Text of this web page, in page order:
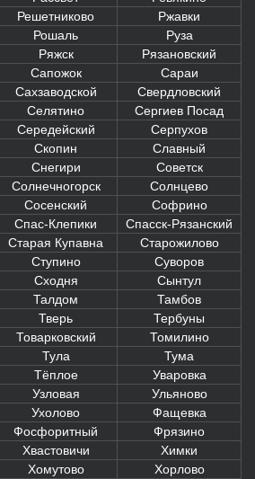
Решетниково
Ржавки
Рошаль
Руза
Ряжск
Рязановский
Сапожок
Сараи
Сахзаводской
Свердловский
Селятино
Сергиев Посад
Середейский
Серпухов
Скопин
Славный
Снегири
Советск
Солнечногорск
Солнцево
Сосенский
Софрино
Спас-Клепики
Спасск-Рязанский
Старая Купавна
Старожилово
Ступино
Суворов
Сходня
Сынтул
Талдом
Тамбов
Тверь
Тербуны
Товарковский
Томилино
Тула
Тума
Тёплое
Уваровка
Узловая
Ульяново
Ухолово
Фащевка
Фосфоритный
Фрязино
Хвастовичи
Химки
Хомутово
Хорлово